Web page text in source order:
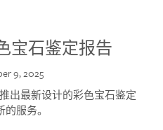
宝石鉴定报告
9, 2025
出最新设计的彩色宝石鉴定
服务。